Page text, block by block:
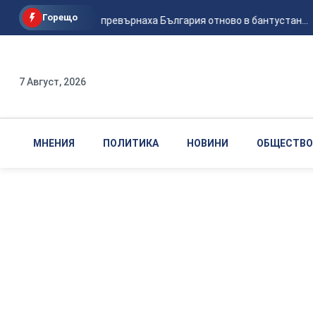
Горещо
С "Боташ" превърнаха България отново в бантустан...
7 Август, 2026
МНЕНИЯ ПОЛИТИКА НОВИНИ ОБЩЕСТВО